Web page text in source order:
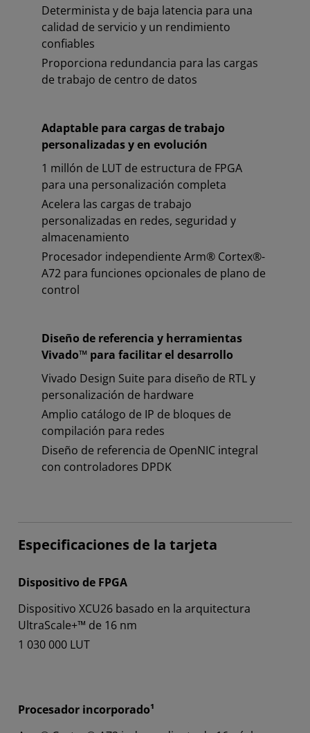
Determinista y de baja latencia para una
calidad de servicio y un rendimiento
confiables
Proporciona redundancia para las cargas
de trabajo de centro de datos
Adaptable para cargas de trabajo
personalizadas y en evolución
1 millón de LUT de estructura de FPGA
para una personalización completa
Acelera las cargas de trabajo
personalizadas en redes, seguridad y
almacenamiento
Procesador independiente Arm® Cortex®-
A72 para funciones opcionales de plano de
control
Diseño de referencia y herramientas
Vivado™ para facilitar el desarrollo
Vivado Design Suite para diseño de RTL y
personalización de hardware
Amplio catálogo de IP de bloques de
compilación para redes
Diseño de referencia de OpenNIC integral
con controladores DPDK
Especificaciones de la tarjeta
Dispositivo de FPGA
Dispositivo XCU26 basado en la arquitectura
UltraScale+™ de 16 nm
1 030 000 LUT
Procesador incorporado¹